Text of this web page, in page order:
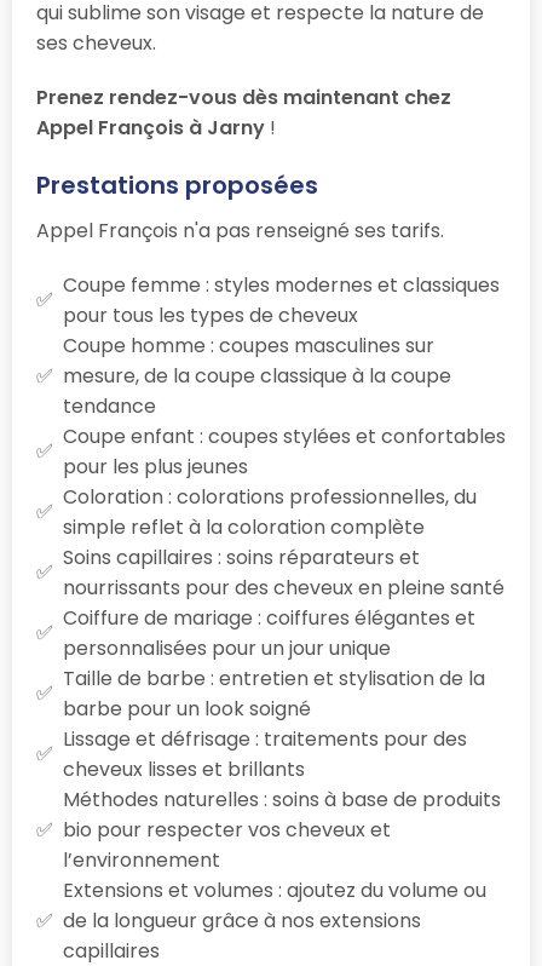
qui sublime son visage et respecte la nature de
ses cheveux.
Prenez rendez-vous dès maintenant chez
Appel François à Jarny !
Prestations proposées
Appel François n'a pas renseigné ses tarifs.
Coupe femme : styles modernes et classiques
pour tous les types de cheveux
Coupe homme : coupes masculines sur
mesure, de la coupe classique à la coupe
tendance
Coupe enfant : coupes stylées et confortables
pour les plus jeunes
Coloration : colorations professionnelles, du
simple reflet à la coloration complète
Soins capillaires : soins réparateurs et
nourrissants pour des cheveux en pleine santé
Coiffure de mariage : coiffures élégantes et
personnalisées pour un jour unique
Taille de barbe : entretien et stylisation de la
barbe pour un look soigné
Lissage et défrisage : traitements pour des
cheveux lisses et brillants
Méthodes naturelles : soins à base de produits
bio pour respecter vos cheveux et
l’environnement
Extensions et volumes : ajoutez du volume ou
de la longueur grâce à nos extensions
capillaires